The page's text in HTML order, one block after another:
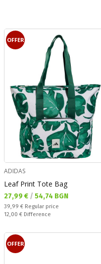
OFFER
ADIDAS
Leaf Print Tote Bag
Текуща цена:
27,99 € / 54,74 BGN
Regular price:
39,99 € Regular price
Спестявате:
12,00 € Difference
OFFER